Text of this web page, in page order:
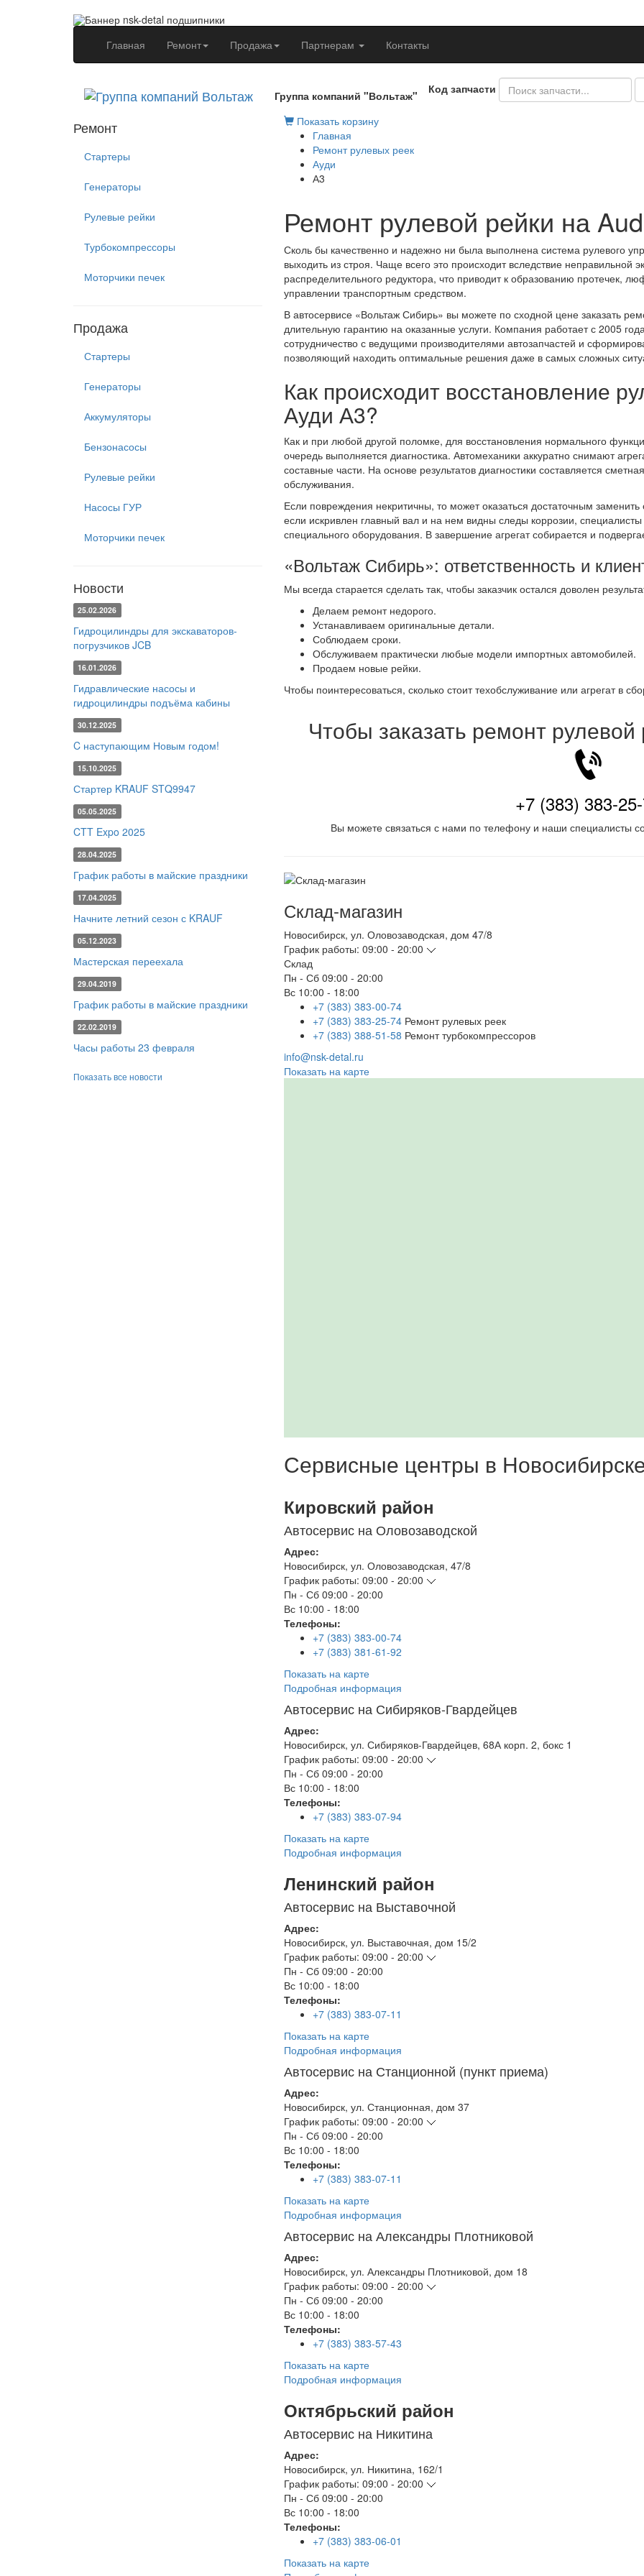
Главная (current)Ремонт Продажа Партнерам Контакты
Группа компаний "Вольтаж"
Код запчасти
Ремонт
Стартеры
Генераторы
Рулевые рейки
Турбокомпрессоры
Моторчики печек
Продажа
Стартеры
Генераторы
Аккумуляторы
Бензонасосы
Рулевые рейки
Насосы ГУР
Моторчики печек
Новости
25.02.2026
Гидроцилиндры для экскаваторов-
погрузчиков JCB
16.01.2026
Гидравлические насосы и
гидроцилиндры подъёма кабины
30.12.2025
C наступающим Новым годом!
15.10.2025
Стартер KRAUF STQ9947
05.05.2025
CTT Expo 2025
28.04.2025
График работы в майские праздники
17.04.2025
Начните летний сезон с KRAUF
05.12.2023
Мастерская переехала
29.04.2019
График работы в майские праздники
22.02.2019
Часы работы 23 февраля
Показать все новости
Показать корзину
Главная
Ремонт рулевых реек
Ауди
А3
Ремонт рулевой рейки на
Сколь бы качественно и надежно ни была выполнена система рулевого
выходить из строя. Чаще всего это происходит вследствие неправильной
распределительного редуктора, что приводит к образованию протечек,
управлении транспортным средством.
В автосервисе «Вольтаж Сибирь» вы можете по сходной цене заказать
длительную гарантию на оказанные услуги. Компания работает с 2005
сотрудничество с ведущими производителями автозапчастей и
позволяющий находить оптимальные решения даже в самых сложных
Как происходит восстановление
Ауди А3?
Как и при любой другой поломке, для восстановления нормального
очередь выполняется диагностика. Автомеханики аккуратно снимают
составные части. На основе результатов диагностики составляется
обслуживания.
Если повреждения некритичны, то может оказаться достаточным
если искривлен главный вал и на нем видны следы коррозии,
специального оборудования. В завершение агрегат собирается и
«Вольтаж Сибирь»: ответственность и
Мы всегда старается сделать так, чтобы заказчик остался доволен
Делаем ремонт недорого.
Устанавливаем оригинальные детали.
Соблюдаем сроки.
Обслуживаем практически любые модели импортных автомобилей.
Продаем новые рейки.
Чтобы поинтересоваться, сколько стоит техобслуживание или агрегат в
Чтобы заказать ремонт
+7 (383) 383-
Вы можете связаться с нами по телефону и наши специалисты
Склад-магазин
Новосибирск, ул. Оловозаводская, дом 47/8
График работы: 09:00 - 20:00
Склад
Пн - Сб 09:00 - 20:00
Вс 10:00 - 18:00
+7 (383) 383-00-74
+7 (383) 383-25-74 Ремонт рулевых реек
+7 (383) 388-51-58 Ремонт турбокомпрессоров
info@nsk-detal.ru
Показать на карте
Сервисные центры в
Кировский район
Автосервис на Оловозаводской
Адрес:
Новосибирск, ул. Оловозаводская, 47/8
График работы: 09:00 - 20:00
Пн - Сб 09:00 - 20:00
Вс 10:00 - 18:00
Телефоны:
+7 (383) 383-00-74
+7 (383) 381-61-92
Показать на карте
Подробная информация
Автосервис на Сибиряков-Гвардейцев
Адрес:
Новосибирск, ул. Сибиряков-Гвардейцев, 68А корп. 2, бокс 1
График работы: 09:00 - 20:00
Пн - Сб 09:00 - 20:00
Вс 10:00 - 18:00
Телефоны:
+7 (383) 383-07-94
Показать на карте
Подробная информация
Ленинский район
Автосервис на Выставочной
Адрес:
Новосибирск, ул. Выставочная, дом 15/2
График работы: 09:00 - 20:00
Пн - Сб 09:00 - 20:00
Вс 10:00 - 18:00
Телефоны:
+7 (383) 383-07-11
Показать на карте
Подробная информация
Автосервис на Станционной (пункт приема)
Адрес:
Новосибирск, ул. Станционная, дом 37
График работы: 09:00 - 20:00
Пн - Сб 09:00 - 20:00
Вс 10:00 - 18:00
Телефоны:
+7 (383) 383-07-11
Показать на карте
Подробная информация
Автосервис на Александры Плотниковой
Адрес:
Новосибирск, ул. Александры Плотниковой, дом 18
График работы: 09:00 - 20:00
Пн - Сб 09:00 - 20:00
Вс 10:00 - 18:00
Телефоны:
+7 (383) 383-57-43
Показать на карте
Подробная информация
Октябрьский район
Автосервис на Никитина
Адрес:
Новосибирск, ул. Никитина, 162/1
График работы: 09:00 - 20:00
Пн - Сб 09:00 - 20:00
Вс 10:00 - 18:00
Телефоны:
+7 (383) 383-06-01
Показать на карте